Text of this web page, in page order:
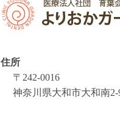
住所
〒242-0016
神奈川県大和市大和南